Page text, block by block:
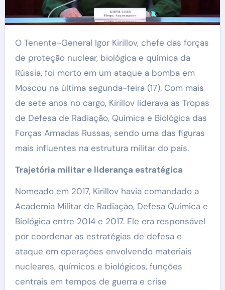
O Tenente-General Igor Kirillov, chefe das forças
de proteção nuclear, biológica e química da
Rússia, foi morto em um ataque a bomba em
Moscou na última segunda-feira (17). Com mais
de sete anos no cargo, Kirillov liderava as Tropas
de Defesa de Radiação, Química e Biológica das
Forças Armadas Russas, sendo uma das figuras
mais influentes na estrutura militar do país.
Trajetória militar e liderança estratégica
Nomeado em 2017, Kirillov havia comandado a
Academia Militar de Radiação, Defesa Química e
Biológica entre 2014 e 2017. Ele era responsável
por coordenar as estratégias de defesa e
ataque em operações envolvendo materiais
nucleares, químicos e biológicos, funções
centrais em tempos de guerra e crise